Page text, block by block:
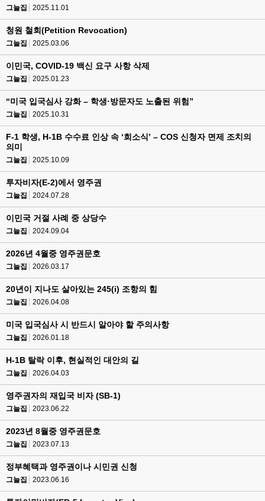
그늘집 2025.11.01
청원 철회(Petition Revocation)
그늘집 2025.03.06
이민국, COVID-19 백신 요구 사항 삭제
그늘집 2025.01.23
“미국 입국심사 강화 – 학생·방문자도 노출된 위험”
그늘집 2025.10.31
F-1 학생, H-1B 수수료 인상 속 ‘희소식’ – COS 신청자 면제 조치의
의미
그늘집 2025.10.09
투자비자(E-2)에서 영주권
그늘집 2024.07.28
이민국 거절 사례 중 상당수
그늘집 2024.09.04
2026년 4월중 영주권문호
그늘집 2026.03.17
20년이 지나도 살아있는 245(i) 조항의 힘
그늘집 2026.04.08
미국 입국심사 시 반드시 알아야 할 주의사항
그늘집 2026.01.18
H-1B 탈락 이후, 현실적인 대안의 길
그늘집 2026.04.03
영주권자의 재입국 비자 (SB-1)
그늘집 2023.06.22
2023년 8월중 영주권문호
그늘집 2023.07.13
정부혜택과 영주권이나 시민권 신청
그늘집 2023.06.16